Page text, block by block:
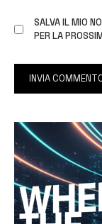
SALVA IL MIO
PER LA